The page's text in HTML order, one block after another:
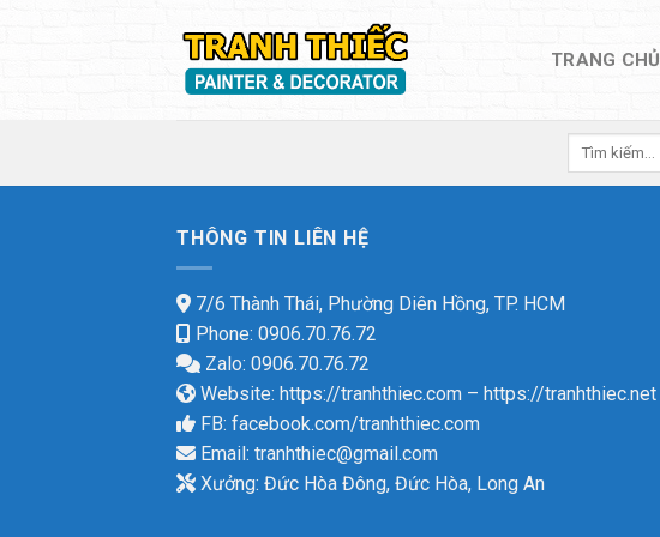
TRANG CHỦ
Tìm
THÔNG TIN LIÊN HỆ
7/6 Thành Thái, Phường Diên Hồng, TP. HCM
Phone: 0906.70.76.72
Zalo: 0906.70.76.72
Website: https://tranhthiec.com – https://tranhthiec.net
FB: facebook.com/tranhthiec.com
Email: tranhthiec@gmail.com
Xưởng: Đức Hòa Đông, Đức Hòa, Long An